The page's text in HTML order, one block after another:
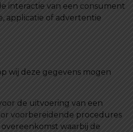
interactie van een consument
applicatie of advertentie
wij deze gegevens mogen
de uitvoering van een
voorbereidende procedures
waarbij de